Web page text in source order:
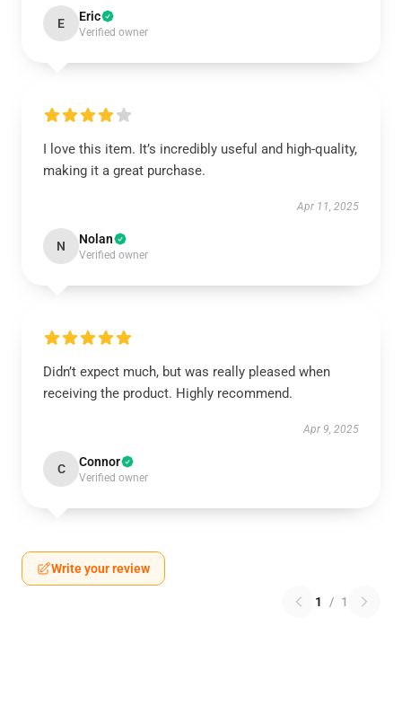
E Eric
Verified owner
I love this item. It’s incredibly useful and high-quality,
making it a great purchase.
Apr 11, 2025
N Nolan
Verified owner
Didn’t expect much, but was really pleased when
receiving the product. Highly recommend.
Apr 9, 2025
C Connor
Verified owner
Write your review
1 / 1